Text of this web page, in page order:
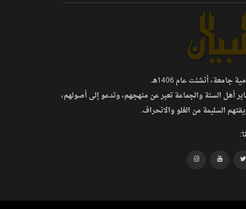
جامعة، أنشئت عام 1406هـ.
أهل السنة والجماعة تعبر عن منهجهم، وتدعو إلى أصولهم،
السليمة من الغلو والانحراف.